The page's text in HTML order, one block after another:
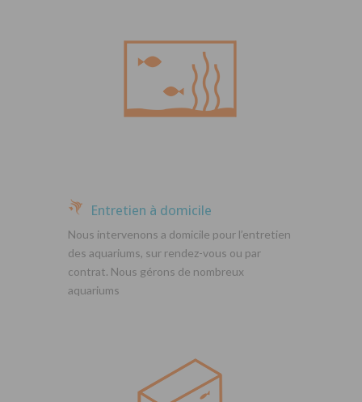
Entretien à domicile
Nous intervenons a domicile pour l’entretien
des aquariums, sur rendez-vous ou par
contrat. Nous gérons de nombreux
aquariums